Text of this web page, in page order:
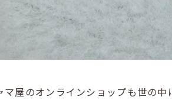
屋のオンラインショップも世の